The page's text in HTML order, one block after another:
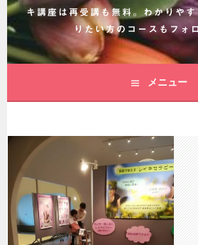
キ講座は再受講も無料。わかりや
りたい方のコースもフォ
メニュー